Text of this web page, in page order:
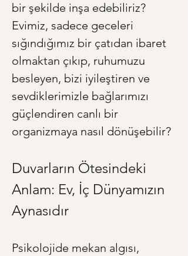
bir şekilde inşa edebiliriz?
Evimiz, sadece geceleri
sığındığımız bir çatıdan ibaret
olmaktan çıkıp, ruhumuzu
besleyen, bizi iyileştiren ve
sevdiklerimizle bağlarımızı
güçlendiren canlı bir
organizmaya nasıl dönüşebilir?
Duvarların Ötesindeki
Anlam: Ev, İç Dünyamızın
Aynasıdır
Psikolojide mekan algısı,